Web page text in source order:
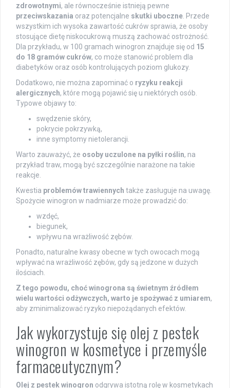
zdrowotnymi, ale równocześnie istnieją pewne
przeciwskazania oraz potencjalne skutki uboczne . Przede
wszystkim ich wysoka zawartość cukrów sprawia, że osoby
stosujące dietę niskocukrową muszą zachować ostrożność.
Dla przykładu, w 100 gramach winogron znajduje się od 15
do 18 gramów cukrów, co może stanowić problem dla
diabetyków oraz osób kontrolujących poziom glukozy.
Dodatkowo, nie można zapominać o ryzyku reakcji
alergicznych, które mogą pojawić się u niektórych osób.
Typowe objawy to:
swędzenie skóry,
pokrycie pokrzywką,
inne symptomy nietolerancji.
Warto zauważyć, że osoby uczulone na pyłki roślin, na
przykład traw, mogą być szczególnie narażone na takie
reakcje.
Kwestia problemów trawiennych także zasługuje na uwagę.
Spożycie winogron w nadmiarze może prowadzić do:
wzdęć,
biegunek,
wpływu na wrażliwość zębów.
Ponadto, naturalne kwasy obecne w tych owocach mogą
wpływać na wrażliwość zębów, gdy są jedzone w dużych
ilościach.
Z tego powodu, choć winogrona są świetnym źródłem
wielu wartości odżywczych, warto je spożywać z umiarem,
aby zminimalizować ryzyko niepożądanych efektów.
Jak wykorzystuje się olej z pestek
winogron w kosmetyce i przemyśle
farmaceutycznym?
Olej z pestek winogron odgrywa istotną rolę w kosmetykach